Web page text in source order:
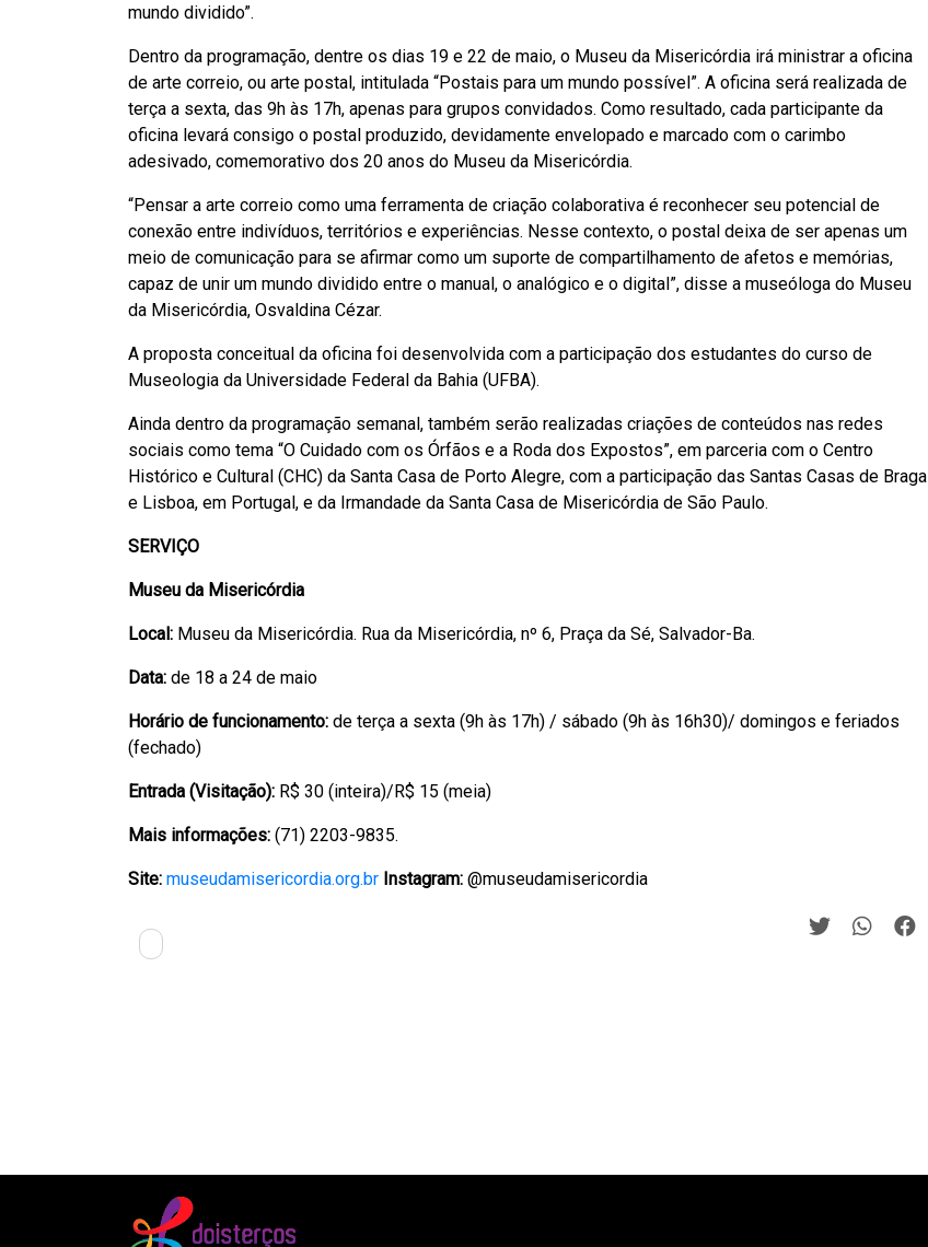
mundo dividido”.
Dentro da programação, dentre os dias 19 e 22 de maio, o Museu da Misericórdia irá ministrar a oficina
de arte correio, ou arte postal, intitulada “Postais para um mundo possível”. A oficina será realizada de
terça a sexta, das 9h às 17h, apenas para grupos convidados. Como resultado, cada participante da
oficina levará consigo o postal produzido, devidamente envelopado e marcado com o carimbo
adesivado, comemorativo dos 20 anos do Museu da Misericórdia.
“Pensar a arte correio como uma ferramenta de criação colaborativa é reconhecer seu potencial de
conexão entre indivíduos, territórios e experiências. Nesse contexto, o postal deixa de ser apenas um
meio de comunicação para se afirmar como um suporte de compartilhamento de afetos e memórias,
capaz de unir um mundo dividido entre o manual, o analógico e o digital”, disse a museóloga do Museu
da Misericórdia, Osvaldina Cézar.
A proposta conceitual da oficina foi desenvolvida com a participação dos estudantes do curso de
Museologia da Universidade Federal da Bahia (UFBA).
Ainda dentro da programação semanal, também serão realizadas criações de conteúdos nas redes
sociais como tema “O Cuidado com os Órfãos e a Roda dos Expostos”, em parceria com o Centro
Histórico e Cultural (CHC) da Santa Casa de Porto Alegre, com a participação das Santas Casas de Braga
e Lisboa, em Portugal, e da Irmandade da Santa Casa de Misericórdia de São Paulo.
SERVIÇO
Museu da Misericórdia
Local: Museu da Misericórdia. Rua da Misericórdia, nº 6, Praça da Sé, Salvador-Ba.
Data: de 18 a 24 de maio
Horário de funcionamento: de terça a sexta (9h às 17h) / sábado (9h às 16h30)/ domingos e feriados
(fechado)
Entrada (Visitação): R$ 30 (inteira)/R$ 15 (meia)
Mais informações: (71) 2203-9835.
Site: museudamisericordia.org.br Instagram: @museudamisericordia